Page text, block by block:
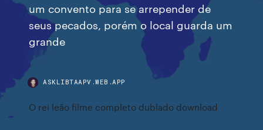
um convento para se arrepender de
seus pecados, porém o local guarda um
grande
ASKLIBTAAPV.WEB.APP
O rei leão filme completo dublado download